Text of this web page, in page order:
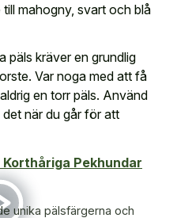
mahogny, svart och blå
päls kräver en grundlig
Var noga med att få
en torr päls. Använd
när du går för att
Korthåriga Pekhundar
unika pälsfärgerna och